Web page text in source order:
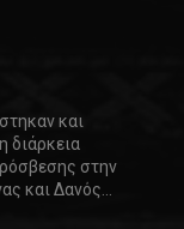
και
διάρκεια
στην
και Δανός…